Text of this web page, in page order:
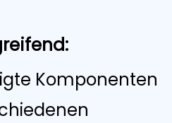
Komponenten